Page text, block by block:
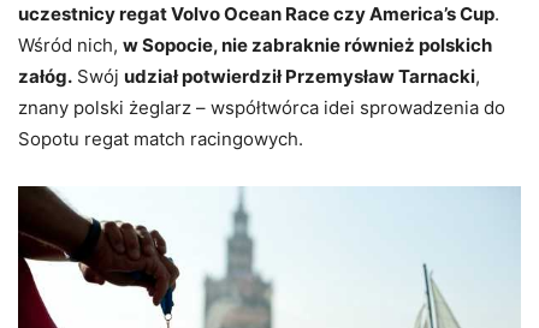
uczestnicy regat Volvo Ocean Race czy America’s Cup.
Wśród nich, w Sopocie, nie zabraknie również polskich
załóg. Swój udział potwierdził Przemysław Tarnacki,
znany polski żeglarz – współtwórca idei sprowadzenia do
Sopotu regat match racingowych.